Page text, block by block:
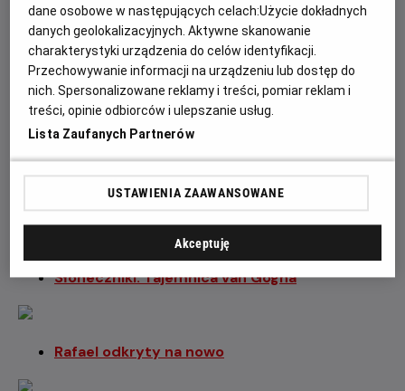
Młody Picasso
Leonardo. Dzieła wszystkie
Degas. Umiłowanie perfekcji
Słoneczniki. Tajemnica van Gogha
Rafael odkryty na nowo
dane osobowe w następujących celach:Użycie dokładnych
danych geolokalizacyjnych. Aktywne skanowanie
charakterystyki urządzenia do celów identyfikacji.
Przechowywanie informacji na urządzeniu lub dostęp do
nich. Spersonalizowane reklamy i treści, pomiar reklam i
treści, opinie odbiorców i ulepszanie usług.
Lista Zaufanych Partnerów
USTAWIENIA ZAAWANSOWANE
Akceptuję